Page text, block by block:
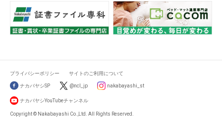
プライバシーポリシー サイトのご利用について
ナカバヤシSP @ncl_jp nakabayashi_st
ナカバヤシYouTubeチャンネル
Copyright © Nakabayashi Co.,Ltd. All Rights Reserved.